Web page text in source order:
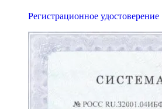
Регистрационное удостоверение